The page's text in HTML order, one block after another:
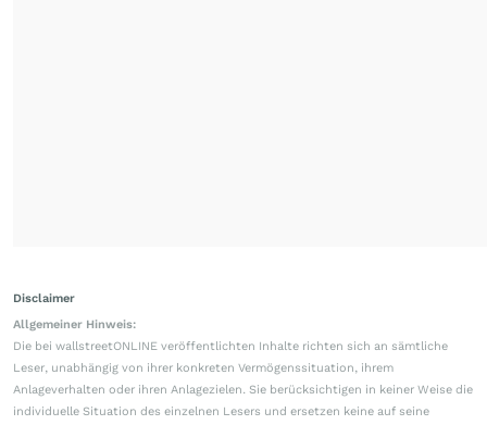
Disclaimer
Allgemeiner Hinweis:
Die bei wallstreetONLINE veröffentlichten Inhalte richten sich an sämtliche
Leser, unabhängig von ihrer konkreten Vermögenssituation, ihrem
Anlageverhalten oder ihren Anlagezielen. Sie berücksichtigen in keiner Weise die
individuelle Situation des einzelnen Lesers und ersetzen keine auf seine